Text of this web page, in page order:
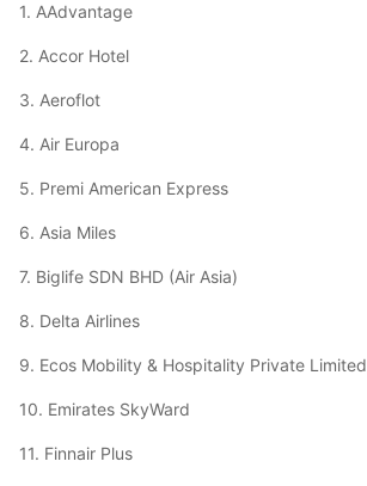
1. AAdvantage
2. Accor Hotel
3. Aeroflot
4. Air Europa
5. Premi American Express
6. Asia Miles
7. Biglife SDN BHD (Air Asia)
8. Delta Airlines
9. Ecos Mobility & Hospitality Private Limited
10. Emirates SkyWard
11. Finnair Plus